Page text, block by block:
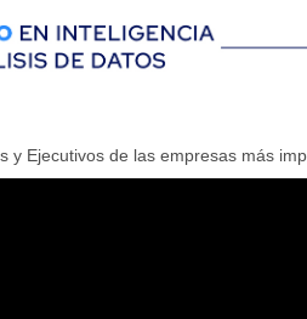
Ejecutivos de las empresas más